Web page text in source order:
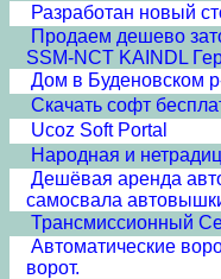
Разработан новый
Продаем дешево
SSM-NCT KAINDL
Дом в Буденовском
Скачать софт
Ucoz Soft Portal
Народная и
Дешёвая аренда
самосвала
Трансмиссионный
Автоматические
ворот.